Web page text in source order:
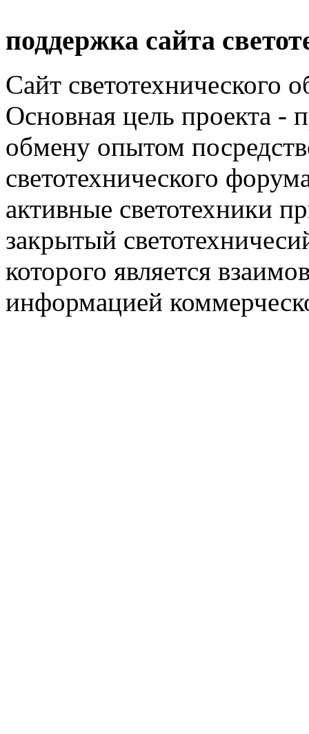
поддержка сайта
Сайт светотехнического
Основная цель проекта -
обмену опытом
светотехнического
активные светотехники
закрытый
которого является
информацией